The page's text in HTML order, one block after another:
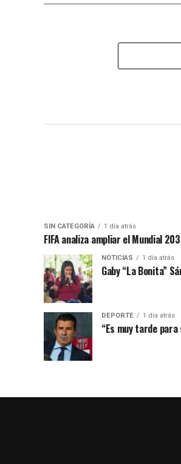
SIN CATEGORÍA 1 día atrás
FIFA analiza ampliar el Mundial
NOTICIAS 1 día atrás
Gaby “La Bonita”
DEPORTE 1 día atrás
“Es muy tarde